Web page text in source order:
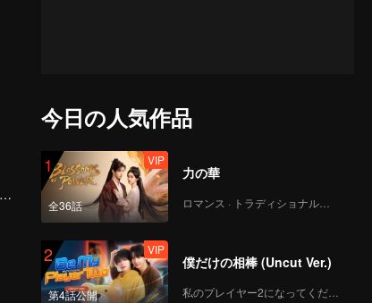
今日の人気作品
1
全36話
VIP
力の華
ロマンス · トラディショナル・コスチューム
2
第4話公開
VIP
僕だけの相棒 (Uncut Ver.)
私のプレイヤー2になってください